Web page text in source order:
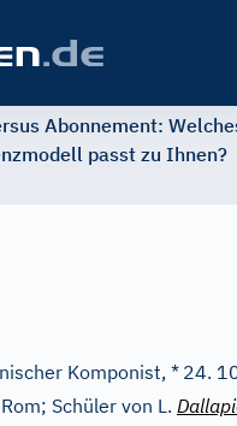
Abonnement:
passt zu Ihnen?
Komponist, * 24.
Schüler von L.